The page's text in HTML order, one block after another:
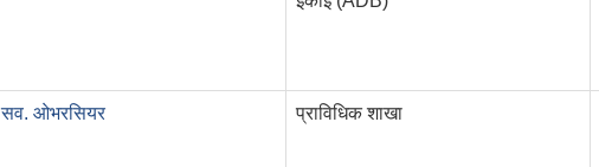
सव. ओभरसियर प्राविधिक शाखा